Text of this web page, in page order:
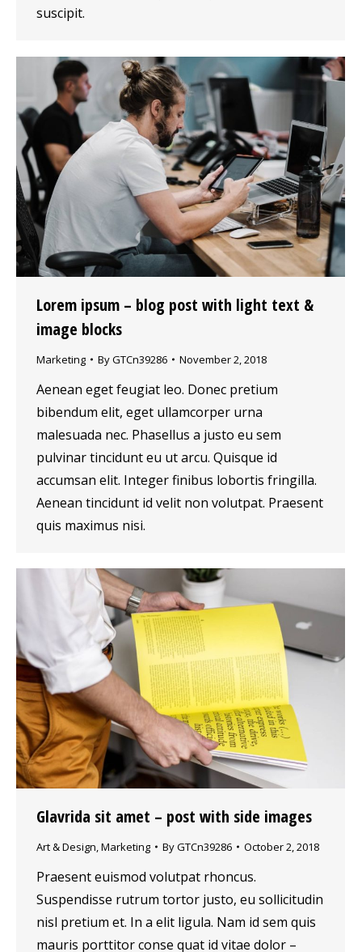
suscipit.
Lorem ipsum – blog post with light text &
image blocks
Marketing ByGTCn39286 November 2, 2018
Aenean eget feugiat leo. Donec pretium
bibendum elit, eget ullamcorper urna
malesuada nec. Phasellus a justo eu sem
pulvinar tincidunt eu ut arcu. Quisque id
accumsan elit. Integer finibus lobortis fringilla.
Aenean tincidunt id velit non volutpat. Praesent
quis maximus nisi.
Glavrida sit amet – post with side images
Art & Design Marketing ByGTCn39286 October 2, 2018
Praesent euismod volutpat rhoncus.
Suspendisse rutrum tortor justo, eu sollicitudin
nisl pretium et. In a elit ligula. Nam id sem quis
mauris porttitor conse quat id vitae dolor –